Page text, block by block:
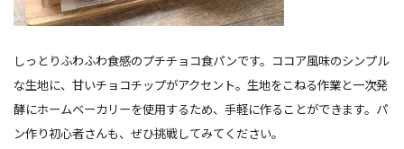
しっとりふわふわ食感のプチチョコ食パンです。ココア風味のシンプル
な生地に、甘いチョコチップがアクセント。生地をこねる作業と一次発
酵にホームベーカリーを使用するため、手軽に作ることができます。パ
ン作り初心者さんも、ぜひ挑戦してみてください。